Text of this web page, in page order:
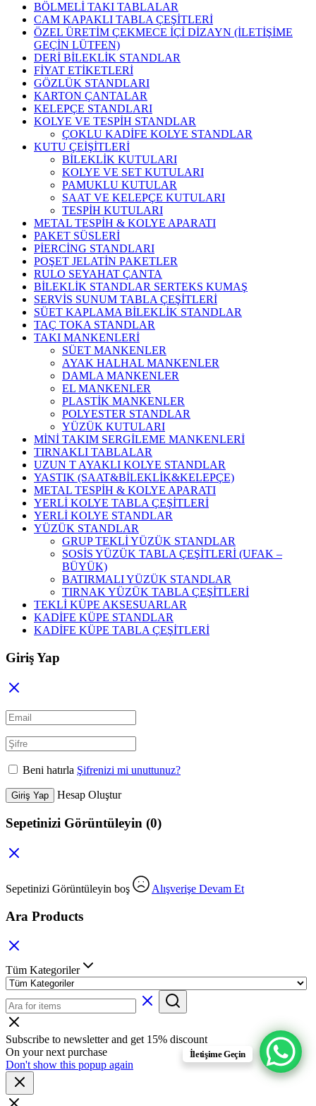
İletişime Geçin
BÖLMELİ TAKI TABLALAR
CAM KAPAKLI TABLA ÇEŞİTLERİ
ÖZEL ÜRETİM ÇEKMECE İÇİ DİZAYN (İLETİŞİME
GEÇİN LÜTFEN)
DERİ BİLEKLİK STANDLAR
FİYAT ETİKETLERİ
GÖZLÜK STANDLARI
KARTON ÇANTALAR
KELEPÇE STANDLARI
KOLYE VE TESPİH STANDLAR
ÇOKLU KADİFE KOLYE STANDLAR
KUTU ÇEİŞİTLERİ
BİLEKLİK KUTULARI
KOLYE VE SET KUTULARI
PAMUKLU KUTULAR
SAAT VE KELEPÇE KUTULARI
TESPİH KUTULARI
METAL TESPİH & KOLYE APARATI
PAKET SÜSLERİ
PİERCİNG STANDLARI
POŞET JELATİN PAKETLER
RULO SEYAHAT ÇANTA
BİLEKLİK STANDLAR SERTEKS KUMAŞ
SERVİS SUNUM TABLA ÇEŞİTLERİ
SÜET KAPLAMA BİLEKLİK STANDLAR
TAÇ TOKA STANDLAR
TAKI MANKENLERİ
SÜET MANKENLER
AYAK HALHAL MANKENLER
DAMLA MANKENLER
EL MANKENLER
PLASTİK MANKENLER
POLYESTER STANDLAR
YÜZÜK KUTULARI
MİNİ TAKIM SERGİLEME MANKENLERİ
TIRNAKLI TABLALAR
UZUN T AYAKLI KOLYE STANDLAR
YASTIK (SAAT&BİLEKLİK&KELEPÇE)
METAL TESPİH & KOLYE APARATI
YERLİ KOLYE TABLA ÇEŞİTLERİ
YERLİ KOLYE STANDLAR
YÜZÜK STANDLAR
GRUP TEKLİ YÜZÜK STANDLAR
SOSİS YÜZÜK TABLA ÇEŞİTLERİ (UFAK –
BÜYÜK)
BATIRMALI YÜZÜK STANDLAR
TIRNAK YÜZÜK TABLA ÇEŞİTLERİ
TEKLİ KÜPE AKSESUARLAR
KADİFE KÜPE STANDLAR
KADİFE KÜPE TABLA ÇEŞİTLERİ
Giriş Yap
Beni hatırla Şifrenizi mi unuttunuz?
Giriş Yap Hesap Oluştur
Sepetinizi Görüntüleyin (0)
Sepetinizi Görüntüleyin boş Alışverişe Devam Et
Ara Products
Tüm Kategoriler
Subscribe to newsletter and get 15% discount
On your next purchase
Don't show this popup again